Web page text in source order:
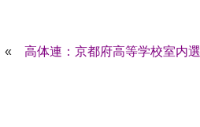
« 高体連：京都府高等学校室内